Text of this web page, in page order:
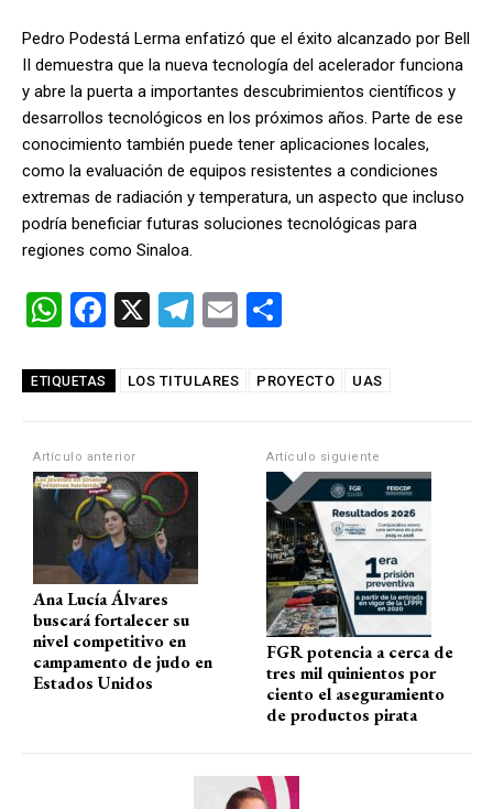
Pedro Podestá Lerma enfatizó que el éxito alcanzado por Bell
II demuestra que la nueva tecnología del acelerador funciona
y abre la puerta a importantes descubrimientos científicos y
desarrollos tecnológicos en los próximos años. Parte de ese
conocimiento también puede tener aplicaciones locales,
como la evaluación de equipos resistentes a condiciones
extremas de radiación y temperatura, un aspecto que incluso
podría beneficiar futuras soluciones tecnológicas para
regiones como Sinaloa.
W
at
A
p
p
F
ce
o
o
k
X
T
e
m
E
ail m
ar
tir
ETIQUETAS LOS TITULARES PROYECTO UAS
Artículo anterior
Ana Lucía Álvares
buscará fortalecer su
nivel competitivo en
campamento de judo en
Estados Unidos
Artículo siguiente
FGR potencia a cerca de
tres mil quinientos por
ciento el aseguramiento
de productos pirata